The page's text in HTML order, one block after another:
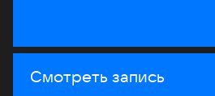
Смотреть запись